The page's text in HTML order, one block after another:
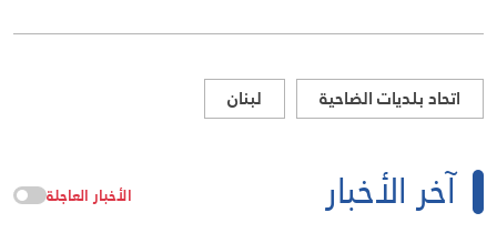
اتحاد بلديات الضاحية لبنان
آخر الأخبار الأخبار العاجلة